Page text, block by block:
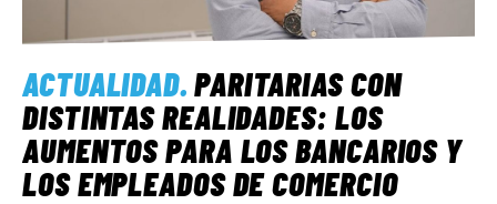
ACTUALIDAD.PARITARIAS CON
DISTINTAS REALIDADES: LOS
AUMENTOS PARA LOS BANCARIOS Y
LOS EMPLEADOS DE COMERCIO